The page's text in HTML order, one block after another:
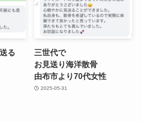
る​
三世代で​
お見送り海洋散骨
由布市より​70​代女性
2025-05-31